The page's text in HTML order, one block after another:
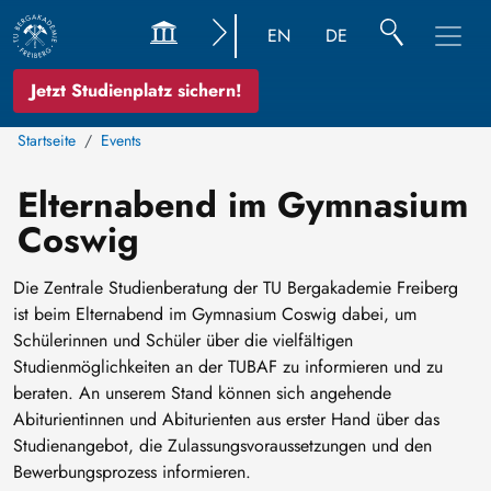
Jetzt Studienplatz sichern!
EN DE
Startseite Events
Elternabend im Gymnasium
Coswig
Die Zentrale Studienberatung der TU Bergakademie Freiberg
ist beim Elternabend im Gymnasium Coswig dabei, um
Schülerinnen und Schüler über die vielfältigen
Studienmöglichkeiten an der TUBAF zu informieren und zu
beraten. An unserem Stand können sich angehende
Abiturientinnen und Abiturienten aus erster Hand über das
Studienangebot, die Zulassungsvoraussetzungen und den
Bewerbungsprozess informieren.